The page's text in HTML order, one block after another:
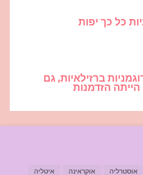
כל כך יפות
ברזילאיות, גם
הזדמנות
אוסטרליה אוקראינה איטליה